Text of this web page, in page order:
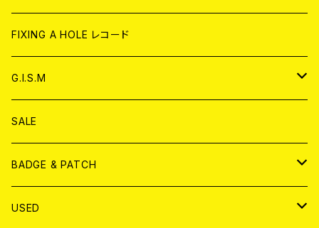
ANALOG
CD
ANALOG
CD
ANALOG
WORLD
CD
ANALOG
CD
アナログ
DVD
T-shirt & WEAR
FIXING A HOLE レコード
G.I.S.M
CD
ANALOG
T-SHIRT & WEAR
SALE
BADGE & PATCH
BADGE
USED